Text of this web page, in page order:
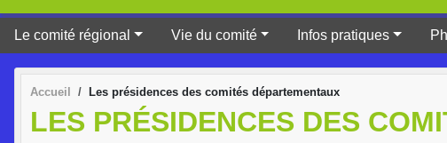
Le comité régional Vie du comité Infos pratiques
Accueil Les présidences des comités départementaux
LES PRÉSIDENCES DES